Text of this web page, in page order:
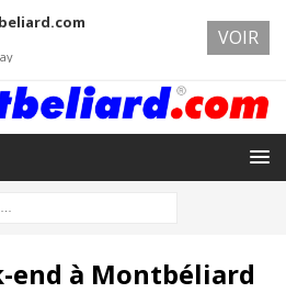
end à Montbéliard
VOIR